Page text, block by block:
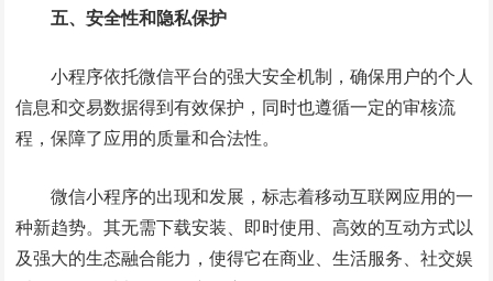
五、安全性和隐私保护
小程序依托微信平台的强大安全机制，确保用户的个人
信息和交易数据得到有效保护，同时也遵循一定的审核流
程，保障了应用的质量和合法性。
微信小程序的出现和发展，标志着移动互联网应用的一
种新趋势。其无需下载安装、即时使用、高效的互动方式以
及强大的生态融合能力，使得它在商业、生活服务、社交娱